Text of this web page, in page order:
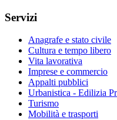
Servizi
Anagrafe e stato civile
Cultura e tempo libero
Vita lavorativa
Imprese e commercio
Appalti pubblici
Urbanistica - Edilizia
Turismo
Mobilità e trasporti